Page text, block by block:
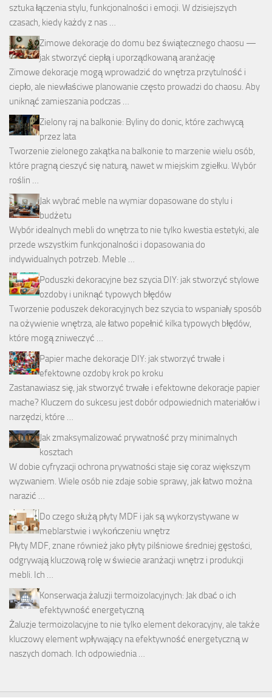
sztuka łączenia stylu, funkcjonalności i emocji. W dzisiejszych
czasach, kiedy każdy z nas …
Zimowe dekoracje do domu bez świątecznego chaosu —
jak stworzyć ciepłą i uporządkowaną aranżację
Zimowe dekoracje mogą wprowadzić do wnętrza przytulność i
ciepło, ale niewłaściwe planowanie często prowadzi do chaosu. Aby
uniknąć zamieszania podczas …
Zielony raj na balkonie: Byliny do donic, które zachwycą
przez lata
Tworzenie zielonego zakątka na balkonie to marzenie wielu osób,
które pragną cieszyć się naturą, nawet w miejskim zgiełku. Wybór
roślin …
Jak wybrać meble na wymiar dopasowane do stylu i
budżetu
Wybór idealnych mebli do wnętrza to nie tylko kwestia estetyki, ale
przede wszystkim funkcjonalności i dopasowania do
indywidualnych potrzeb. Meble …
Poduszki dekoracyjne bez szycia DIY: jak stworzyć stylowe
ozdoby i uniknąć typowych błędów
Tworzenie poduszek dekoracyjnych bez szycia to wspaniały sposób
na ożywienie wnętrza, ale łatwo popełnić kilka typowych błędów,
które mogą zniweczyć …
Papier mache dekoracje DIY: jak stworzyć trwałe i
efektowne ozdoby krok po kroku
Zastanawiasz się, jak stworzyć trwałe i efektowne dekoracje papier
mache? Kluczem do sukcesu jest dobór odpowiednich materiałów i
narzędzi, które …
Jak zmaksymalizować prywatność przy minimalnych
kosztach
W dobie cyfryzacji ochrona prywatności staje się coraz większym
wyzwaniem. Wiele osób nie zdaje sobie sprawy, jak łatwo można
narazić …
Do czego służą płyty MDF i jak są wykorzystywane w
meblarstwie i wykończeniu wnętrz
Płyty MDF, znane również jako płyty pilśniowe średniej gęstości,
odgrywają kluczową rolę w świecie aranżacji wnętrz i produkcji
mebli. Ich …
Konserwacja żaluzji termoizolacyjnych: Jak dbać o ich
efektywność energetyczną
Żaluzje termoizolacyjne to nie tylko element dekoracyjny, ale także
kluczowy element wpływający na efektywność energetyczną w
naszych domach. Ich odpowiednia …